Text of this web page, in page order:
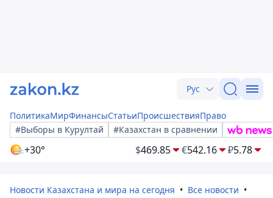
Рус
ПолитикаМирФинансыСтатьиПроисшествияПраво
#Выборы в Курултай
#Казахстан в сравнении
+30° $469.85 €542.16 ₽5.78
Новости Казахстана и мира на сегодня
Все новости